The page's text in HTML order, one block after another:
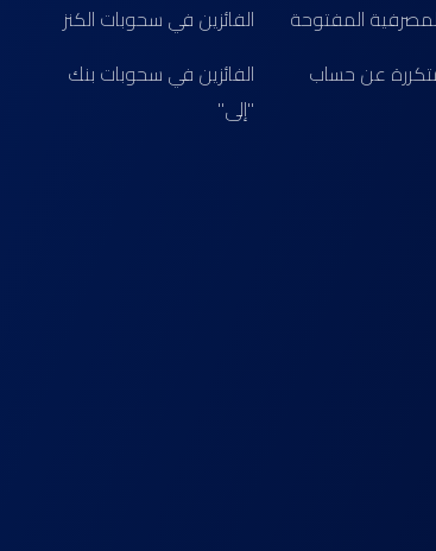
المفتوحة
عن حساب
الفائزين في سحوبات الكنز
الفائزين في سحوبات بنك
"إلى"